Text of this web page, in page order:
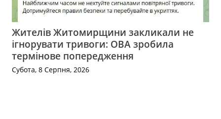
Жителів Житомирщини закликали не
ігнорувати тривоги: ОВА зробила
термінове попередження
Субота, 8 Серпня, 2026